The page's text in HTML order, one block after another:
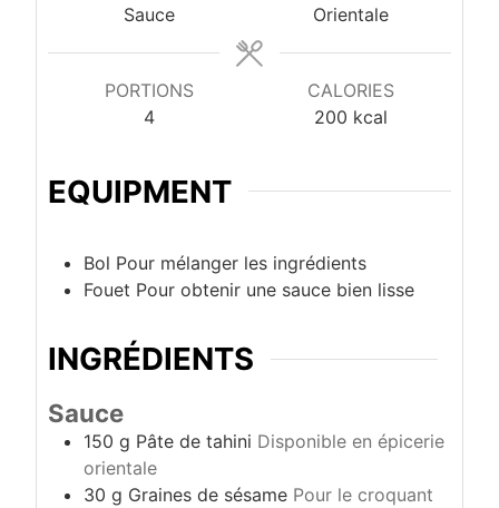
Sauce
Orientale
PORTIONS
4
CALORIES
200 kcal
EQUIPMENT
Bol Pour mélanger les ingrédients
Fouet Pour obtenir une sauce bien lisse
INGRÉDIENTS
Sauce
150 g Pâte de tahini Disponible en épicerie
orientale
30 g Graines de sésame Pour le croquant